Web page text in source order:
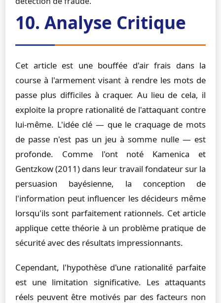
10. Analyse Critique
Cet article est une bouffée d'air frais dans la
course à l'armement visant à rendre les mots de
passe plus difficiles à craquer. Au lieu de cela, il
exploite la propre rationalité de l'attaquant contre
lui-même. L'idée clé — que le craquage de mots
de passe n'est pas un jeu à somme nulle — est
profonde. Comme l'ont noté Kamenica et
Gentzkow (2011) dans leur travail fondateur sur la
persuasion bayésienne, la conception de
l'information peut influencer les décideurs même
lorsqu'ils sont parfaitement rationnels. Cet article
applique cette théorie à un problème pratique de
sécurité avec des résultats impressionnants.
Cependant, l'hypothèse d'une rationalité parfaite
est une limitation significative. Les attaquants
réels peuvent être motivés par des facteurs non